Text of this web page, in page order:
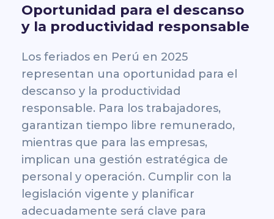
Oportunidad para el descanso
y la productividad responsable
Los feriados en Perú en 2025
representan una oportunidad para el
descanso y la productividad
responsable. Para los trabajadores,
garantizan tiempo libre remunerado,
mientras que para las empresas,
implican una gestión estratégica de
personal y operación. Cumplir con la
legislación vigente y planificar
adecuadamente será clave para